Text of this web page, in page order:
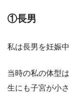
①長男
私は長男を妊娠
当時の私の体型
生にも子宮が小